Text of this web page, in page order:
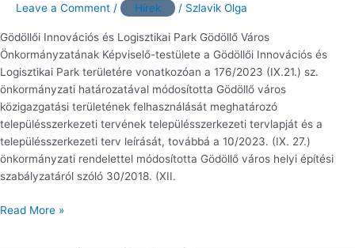
Leave a Comment / Hírek / Szlavik Olga
Gödöllői Innovációs és Logisztikai Park Gödöllő Város
Önkormányzatának Képviselő-testülete a Gödöllői Innovációs és
Logisztikai Park területére vonatkozóan a 176/2023 (IX.21.) sz.
önkormányzati határozatával módosította Gödöllő város
közigazgatási területének felhasználását meghatározó
településszerkezeti tervének településszerkezeti tervlapját és a
településszerkezeti terv leírását, továbbá a 10/2023. (IX. 27.)
önkormányzati rendelettel módosította Gödöllő város helyi építési
szabályzatáról szóló 30/2018. (XII.
módosításairól
Read More »